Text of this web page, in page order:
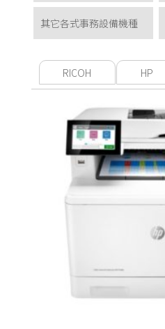
其它各式事務設備機種
RICOH HP